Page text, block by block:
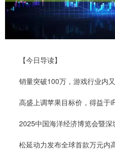
【今日导读】
销量突破100万，游戏行业内又
高盛上调苹果目标价，得益于
2025中国海洋经济博览会暨深
松延动力发布全球首款万元内